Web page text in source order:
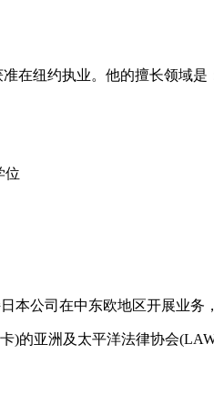
在纽约执业。他的擅长领域
位
本公司在中东欧地区开展业务
)的亚洲及太平洋法律协会